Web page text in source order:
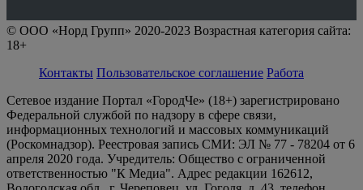
© ООО «Норд Групп» 2020-2023 Возрастная категория сайта:
18+
Контакты Пользовательское соглашение Работа
Сетевое издание Портал «ГородЧе» (18+) зарегистрировано
Федеральной службой по надзору в сфере связи,
информационных технологий и массовых коммуникаций
(Роскомнадзор). Реестровая запись СМИ: ЭЛ № 77 - 78204 от 6
апреля 2020 года. Учредитель: Общество с ограниченной
ответственностью "К Медиа". Адрес редакции 162612,